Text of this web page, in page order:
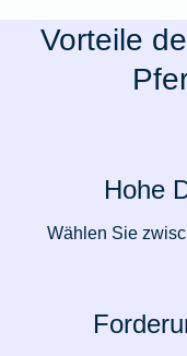
Vorteile
Hohe
Wählen Sie